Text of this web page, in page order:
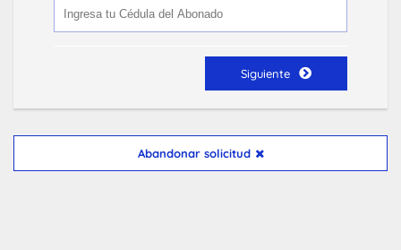
Siguiente
Abandonar solicitud